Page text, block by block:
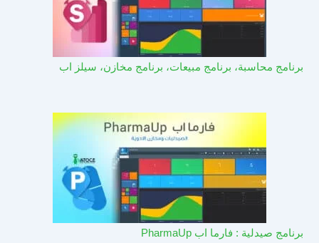
برنامج محاسبة، برنامج مبيعات، برنامج مخازن، سيلز اب
برنامج صيدلية : فارما اب PharmaUp​